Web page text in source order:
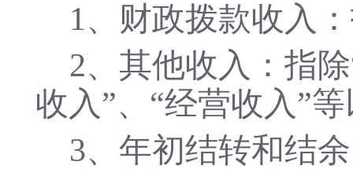
1、财政拨款收入
2、其他收入：指
收入”、“经营收入”
3、年初结转和结